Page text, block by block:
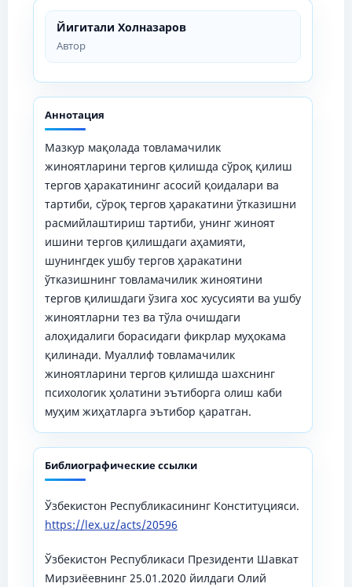
Йигитали Холназаров
Автор
Аннотация
Мазкур мақолада товламачилик
жиноятларини тергов қилишда сўроқ қилиш
тергов ҳаракатининг асосий қоидалари ва
тартиби, сўроқ тергов ҳаракатини ўтказишни
расмийлаштириш тартиби, унинг жиноят
ишини тергов қилишдаги аҳамияти,
шунингдек ушбу тергов ҳаракатини
ўтказишнинг товламачилик жиноятини
тергов қилишдаги ўзига хос хусусияти ва ушбу
жиноятларни тез ва тўла очишдаги
алоҳидалиги борасидаги фикрлар муҳокама
қилинади. Муаллиф товламачилик
жиноятларини тергов қилишда шахснинг
психологик ҳолатини эътиборга олиш каби
муҳим жиҳатларга эътибор қаратган.
Библиографические ссылки
Ўзбекистон Республикасининг Конституцияси.
https://lex.uz/acts/20596
Ўзбекистон Республикаси Президенти Шавкат
Мирзиёевнинг 25.01.2020 йилдаги Олий